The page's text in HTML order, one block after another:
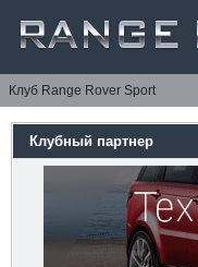
Клуб Range Rover Sport
Клубный партнер